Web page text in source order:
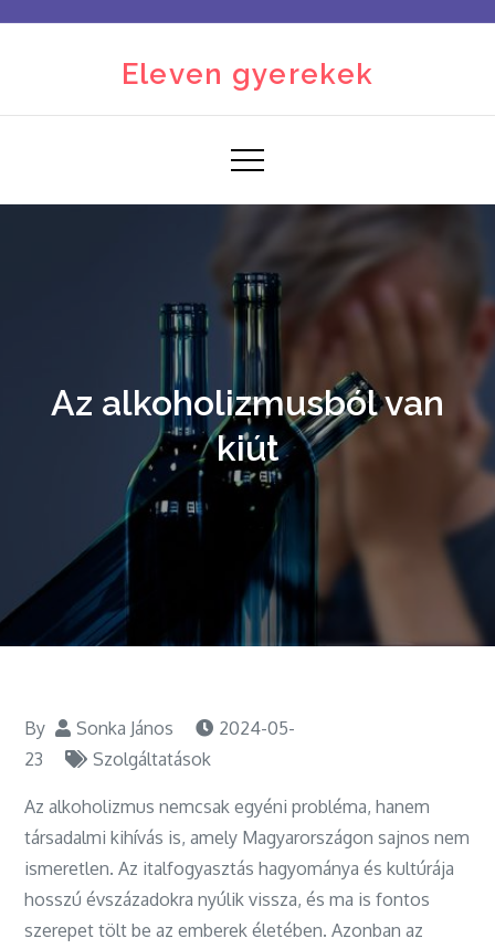
Eleven gyerekek
Az alkoholizmusból van
kiút
By Sonka János
2024-05-
23
Szolgáltatások
Az alkoholizmus nemcsak egyéni probléma, hanem
társadalmi kihívás is, amely Magyarországon sajnos nem
ismeretlen. Az italfogyasztás hagyománya és kultúrája
hosszú évszázadokra nyúlik vissza, és ma is fontos
szerepet tölt be az emberek életében. Azonban az